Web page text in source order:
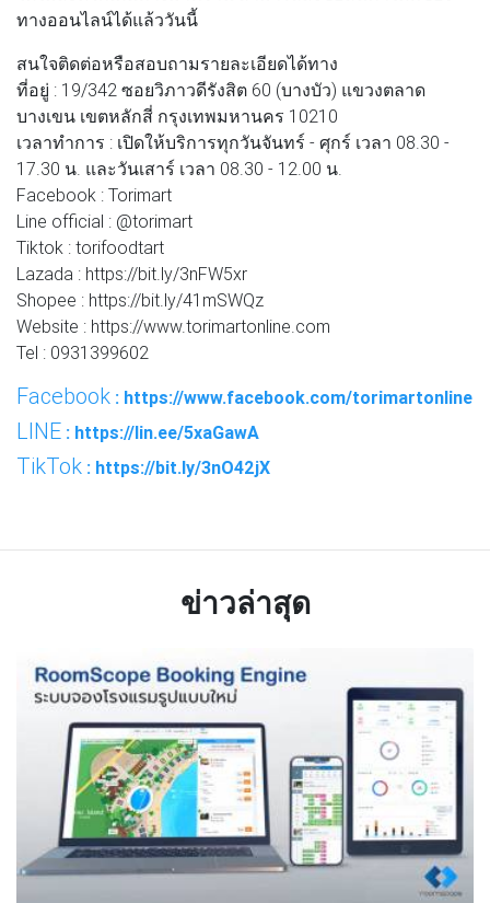
ทางออนไลน์ได้แล้ววันนี้
สนใจติดต่อหรือสอบถามรายละเอียดได้ทาง
ที่อยู่ : 19/342 ซอยวิภาวดีรังสิต 60 (บางบัว) แขวงตลาด
บางเขน เขตหลักสี่ กรุงเทพมหานคร 10210
เวลาทำการ : เปิดให้บริการทุกวันจันทร์ - ศุกร์ เวลา 08.30 -
17.30 น. และวันเสาร์ เวลา 08.30 - 12.00 น.
Facebook : Torimart
Line official : @torimart
Tiktok : torifoodtart
Lazada : https://bit.ly/3nFW5xr
Shopee : https://bit.ly/41mSWQz
Website : https://www.torimartonline.com
Tel : 0931399602
Facebook : https://www.facebook.com/torimartonline
LINE : https://lin.ee/5xaGawA
TikTok : https://bit.ly/3nO42jX
ข่าวล่าสุด